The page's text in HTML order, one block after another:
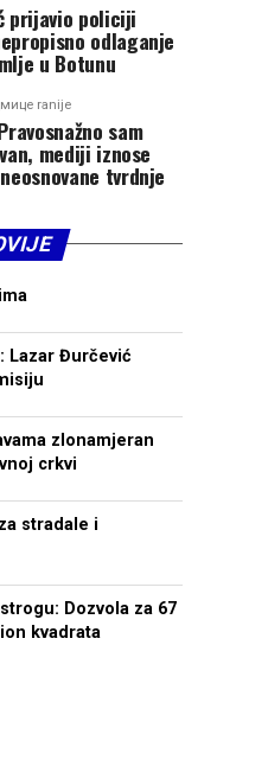
prijavio policiji
odlaganje
u Botunu
ranije
sam
mediji iznose
tvrdnje
Lazar Đurčević
zlonamjeran
crkvi
stradale i
Dozvola za 67
kvadrata